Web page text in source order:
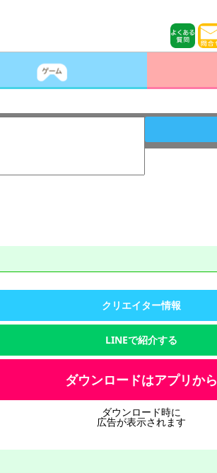
クリエイター情報
LINEで紹介する
ダウンロードはアプリから
ダウンロード時に
広告が表示されます